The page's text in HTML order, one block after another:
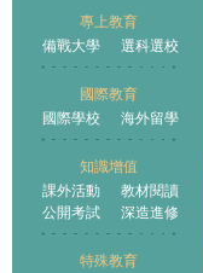
專上教育
備戰大學
選科選校
國際教育
國際學校
海外留學
知識增值
課外活動
教材閱讀
公開考試
深造進修
特殊教育